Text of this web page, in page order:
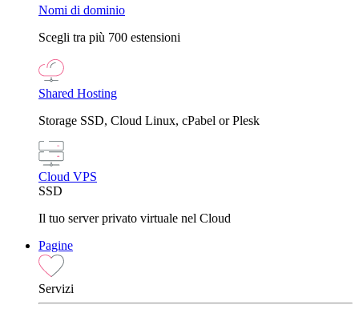
Nomi di dominio
Scegli tra più 700 estensioni
Shared Hosting
Storage SSD, Cloud Linux, cPabel or Plesk
Cloud VPS
SSD
Il tuo server privato virtuale nel Cloud
Pagine
Servizi